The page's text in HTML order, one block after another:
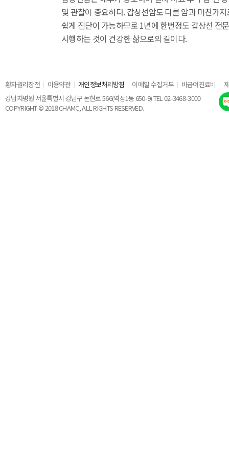
및 관찰이 중요하다. 갑상선암도 다른 암과 마찬가
쉽게 진단이 가능하므로 1년에 한번정도 갑상선 전
시행하는 것이 건강한 삶으로의 길이다.
환자권리장전 이용약관 개인정보처리방침 이메일 수집거부 비급여진료비
강남차병원 서울특별시 강남구 논현로 566(역삼1동 650-9) TEL 02-3468-3000
COPYRIGHT © 2018 CHAMC, ALL RIGHTS RESERVED.